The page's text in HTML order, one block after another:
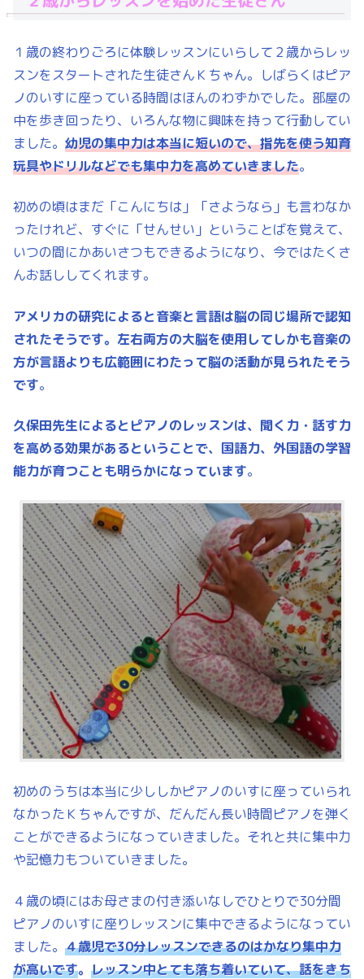
１歳の終わりごろに体験レッスンにいらして２歳からレッ
スンをスタートされた生徒さんＫちゃん。しばらくはピア
ノのいすに座っている時間はほんのわずかでした。部屋の
中を歩き回ったり、いろんな物に興味を持って行動してい
ました。 幼児の集中力は本当に短いので、指先を使う知育
玩具やドリルなどでも集中力を高めていきました。
初めの頃はまだ「こんにちは」「さようなら」も言わなか
ったけれど、すぐに「せんせい」ということばを覚えて、
いつの間にかあいさつもできるようになり、今ではたくさ
んお話ししてくれます。
アメリカの研究によると音楽と言語は脳の同じ場所で認知
されたそうです。左右両方の大脳を使用してしかも音楽の
方が言語よりも広範囲にわたって脳の活動が見られたそう
です。
久保田先生によるとピアノのレッスンは、聞く力・話す力
を高める効果があるということで、国語力、外国語の学習
能力が育つことも明らかになっています。
初めのうちは本当に少ししかピアノのいすに座っていられ
なかったＫちゃんですが、だんだん長い時間ピアノを弾く
ことができるようになっていきました。それと共に集中力
や記憶力もついていきました。
４歳の頃にはお母さまの付き添いなしでひとりで30分間
ピアノのいすに座りレッスンに集中できるようになってい
ました。 ４歳児で30分レッスンできるのはかなり集中力
が高いです。 レッスン中とても落ち着いていて、話をきち